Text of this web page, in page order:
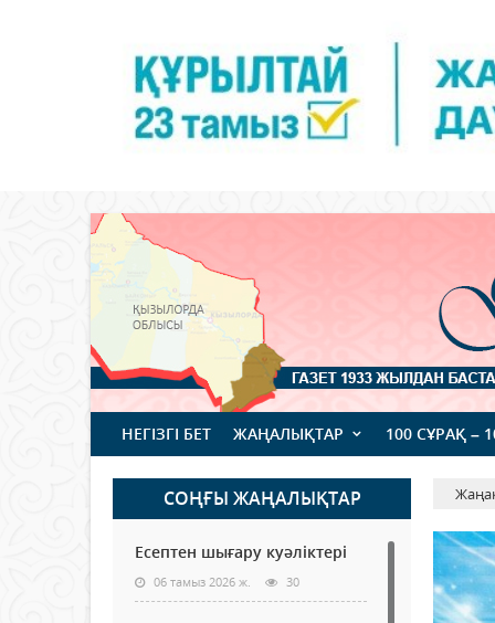
НЕГІЗГІ БЕТ ЖАҢАЛЫҚТАР 100 СҰРАҚ –
СОҢҒЫ ЖАҢАЛЫҚТАР
Есептен шығару куәліктері
06 тамыз 2026 ж. 30